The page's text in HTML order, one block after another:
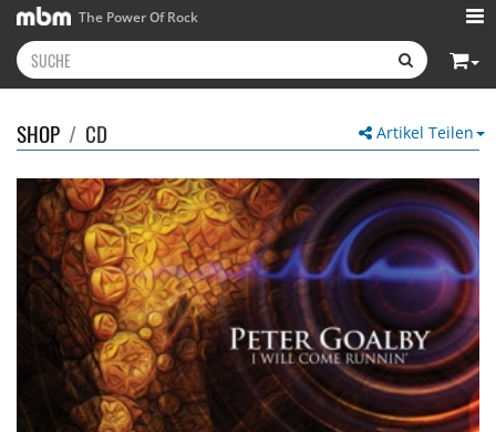
The Power Of Rock
Artikel Teilen
SHOP / CD